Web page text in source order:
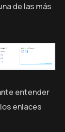
de las más
entender
enlaces